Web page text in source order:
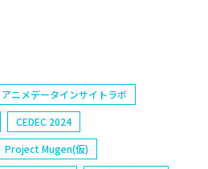
アニメデータインサイトラボ
CEDEC 2024
Project Mugen(仮)